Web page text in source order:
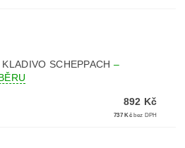
SCHEPPACH–
892 Kč
737 Kč bez DPH